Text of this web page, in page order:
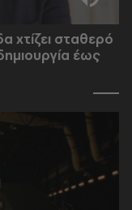
χτίζει σταθερό
έως